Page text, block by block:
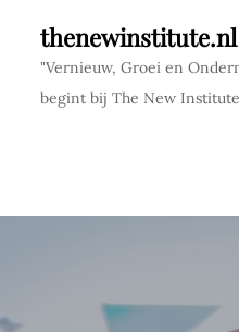
content
thenewinstitute.nl
"Vernieuw, Groei en
begint bij The New